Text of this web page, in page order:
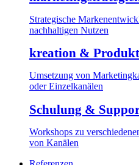
Strategische
nachhaltigen Nutzen
kreation &
Umsetzung von
oder Einzelkanälen
Schulung &
Workshops zu
von Kanälen